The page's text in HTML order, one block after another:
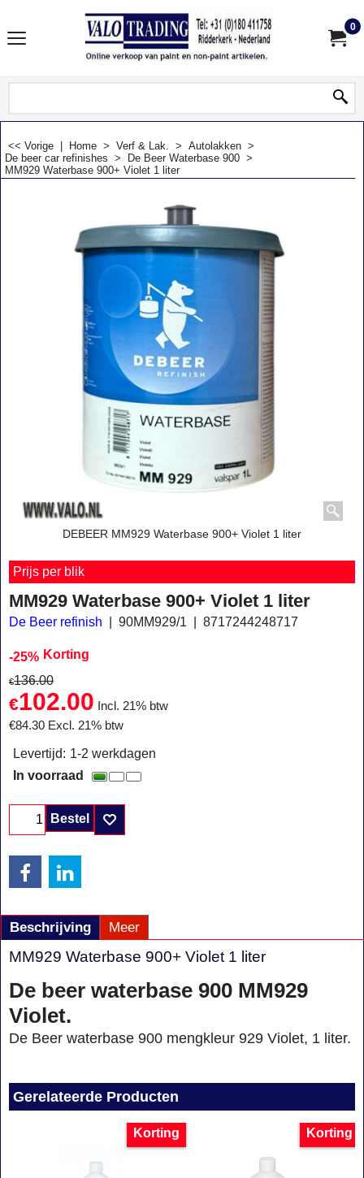
0
<< Vorige Home > Verf & Lak. > Autolakken >
De beer car refinishes > De Beer Waterbase 900 >
MM929 Waterbase 900+ Violet 1 liter
DEBEER MM929 Waterbase 900+ Violet 1 liter
Prijs per blik
MM929 Waterbase 900+ Violet 1 liter
De Beer refinish 90MM929/1 8717244248717
-25% Korting
€136.00
€102.00
Incl. 21% btw
€84.30 Excl. 21% btw
Levertijd: 1-2 werkdagen
In voorraad
Bestel
Beschrijving Meer
MM929 Waterbase 900+ Violet 1 liter
De beer waterbase 900 MM929
Violet.
De Beer waterbase 900 mengkleur 929 Violet, 1 liter.
Gerelateerde Producten
Korting Korting